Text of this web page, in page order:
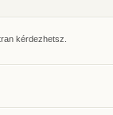
kérdezhetsz.